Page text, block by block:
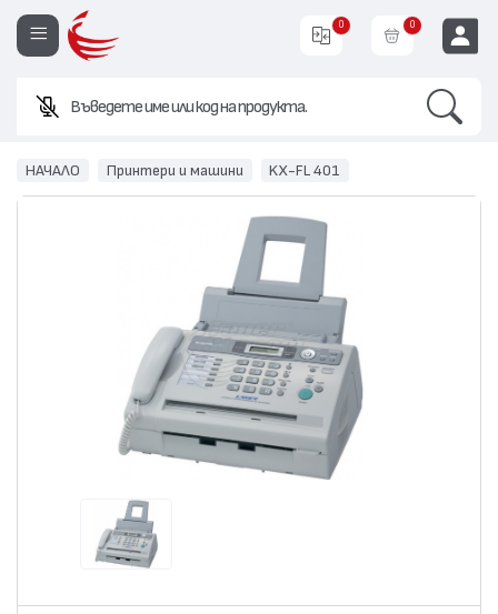
0 0
НАЧАЛО Принтери и машини KX-FL 401